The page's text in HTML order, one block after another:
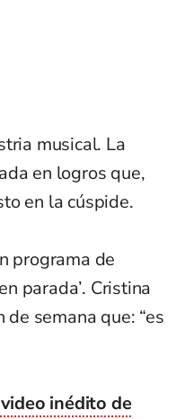
musical. La
en logros que,
en la cúspide.
programa de
parada’. Cristina
semana que: “es
inédito de